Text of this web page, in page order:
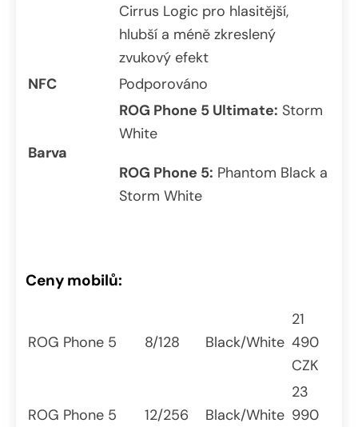
Cirrus Logic pro hlasitější,
hlubší a méně zkreslený
zvukový efekt
NFC
Podporováno
Barva
ROG Phone 5 Ultimate: Storm
White
ROG Phone 5: Phantom Black a
Storm White
Ceny mobilů:
ROG Phone 5 8/128 Black/White
21
490
CZK
ROG Phone 5 12/256 Black/White
23
990